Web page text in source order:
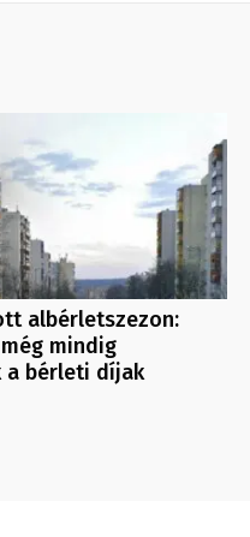
albérletszezon:
mindig
a bérleti díjak